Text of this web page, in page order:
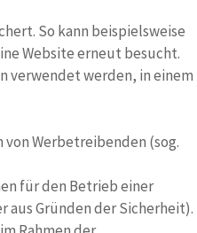
So kann beispielsweise
Website erneut besucht.
verwendet werden, in einem
Werbetreibenden (sog.
für den Betrieb einer
aus Gründen der Sicherheit).